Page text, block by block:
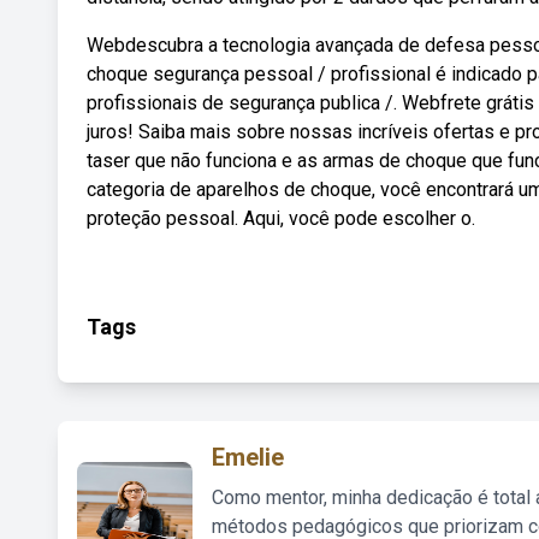
Webdescubra a tecnologia avançada de defesa
choque segurança pessoal / profissional é indicado
profissionais de segurança publica /. Webfrete
juros! Saiba mais sobre nossas incríveis ofertas e
taser que não funciona e as armas de choque que
categoria de aparelhos de choque, você encontrará
proteção pessoal. Aqui, você pode escolher o.
Tags
Emelie
Como mentor, minha dedicação é
métodos pedagógicos que priorizam